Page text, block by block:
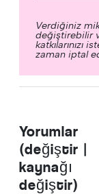
Verdiğiniz
değiştirebilir
katkılarınızı
zaman iptal
Yorumlar
(değiştir |
kaynağı
değiştir)